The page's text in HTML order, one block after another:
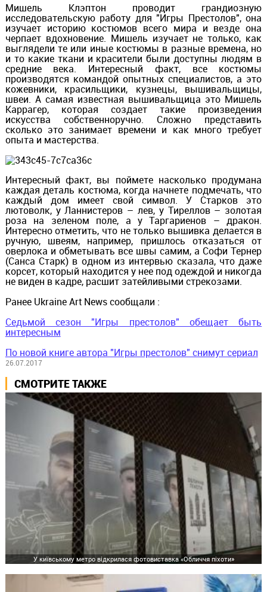
Мишель Клэптон проводит грандиозную
исследовательскую работу для "Игры Престолов", она
изучает историю костюмов всего мира и везде она
черпает вдохновение. Мишель изучает не только, как
выглядели те или иные костюмы в разные времена, но
и то какие ткани и красители были доступны людям в
средние века. Интересный факт, все костюмы
производятся командой опытных специалистов, а это
кожевники, красильщики, кузнецы, вышивальщицы,
швеи. А самая известная вышивальщица это Мишель
Каррагер, которая создает такие произведения
искусства собственноручно. Сложно представить
сколько это занимает времени и как много требует
опыта и мастерства.
Интересный факт, вы поймете насколько продумана
каждая деталь костюма, когда начнете подмечать, что
каждый дом имеет свой символ. У Старков это
лютоволк, у Ланнистеров – лев, у Тиреллов – золотая
роза на зеленом поле, а у Таргариенов – дракон.
Интересно отметить, что не только вышивка делается в
ручную, швеям, например, пришлось отказаться от
оверлока и обметывать все швы самим, а Софи Тернер
(Санса Старк) в одном из интервью сказала, что даже
корсет, который находится у нее под одеждой и никогда
не виден в кадре, расшит затейливыми стрекозами.
Ранее Ukraine Art News сообщали :
Седьмой сезон "Игры престолов" обещает быть
интересным
По новой книге автора "Игры престолов" снимут сериал
26.07.2017
СМОТРИТЕ ТАКЖЕ
У київському метро відкрилася фотовиставка «Обличчя піхоти»